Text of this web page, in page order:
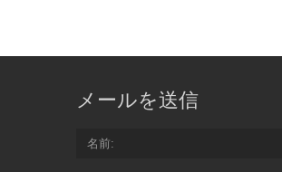
メールを送信
名前